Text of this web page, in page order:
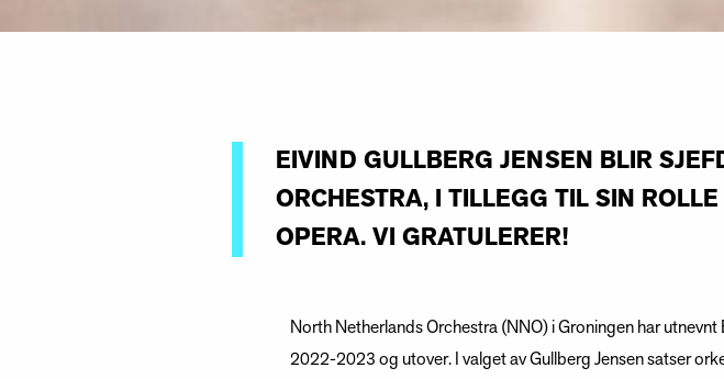
EIVIND GULLBERG JENSEN BLIR
ORCHESTRA, I TILLEGG TIL SIN
OPERA. VI GRATULERER!
North Netherlands Orchestra (NNO) i Groningen har
2022-2023 og utover. I valget av Gullberg Jensen satser